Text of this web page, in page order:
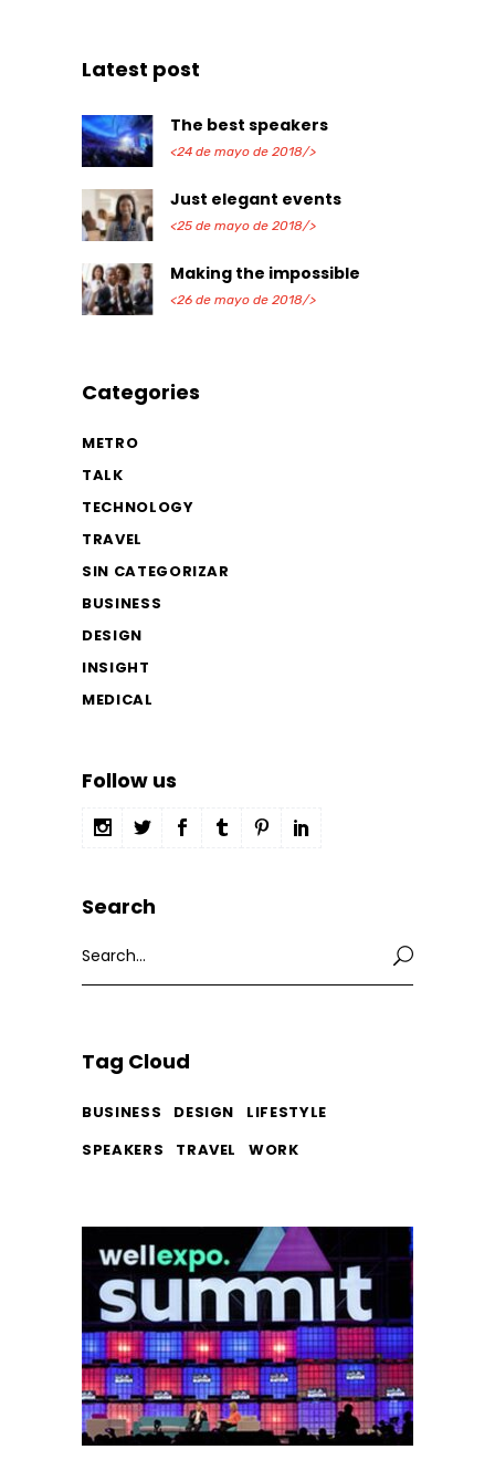
Latest post
The best speakers
<24 de mayo de 2018/>
Just elegant events
<25 de mayo de 2018/>
Making the impossible
<26 de mayo de 2018/>
Categories
METRO
TALK
TECHNOLOGY
TRAVEL
SIN CATEGORIZAR
BUSINESS
DESIGN
INSIGHT
MEDICAL
Follow us
Search
for:
Tag Cloud
BUSINESS DESIGN
LIFESTYLE
SPEAKERS
TRAVEL WORK